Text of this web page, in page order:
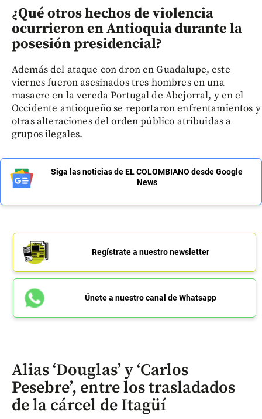
¿Qué otros hechos de violencia
ocurrieron en Antioquia durante la
posesión presidencial?
Además del ataque con dron en Guadalupe, este
viernes fueron asesinados tres hombres en una
masacre en la vereda Portugal de Abejorral, y en el
Occidente antioqueño se reportaron enfrentamientos y
otras alteraciones del orden público atribuidas a
grupos ilegales.
Siga las noticias de EL COLOMBIANO desde Google
News
Regístrate a nuestro newsletter
Únete a nuestro canal de Whatsapp
Alias ‘Douglas’ y ‘Carlos
Pesebre’, entre los trasladados
de la cárcel de Itagüí